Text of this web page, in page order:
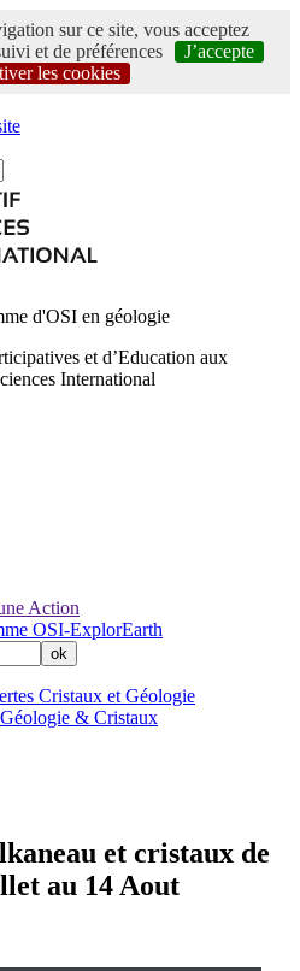
sur ce site, vous acceptez
et de préférences
J’accepte
les cookies
d'OSI en géologie
et d’Education aux
International
Action
OSI-ExplorEarth
Cristaux et Géologie
& Cristaux
et cristaux de
au 14 Aout